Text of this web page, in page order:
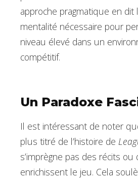
approche pragmatique en dit
mentalité nécessaire pour
niveau élevé dans un
compétitif.
Un Paradoxe
Il est intéressant de noter
plus titré de l’histoire de
s’imprègne pas des récits
enrichissent le jeu. Cela